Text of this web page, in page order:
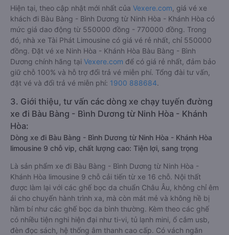
Hiện tại, theo cập nhật mới nhất của Vexere.com , giá vé xe
khách đi Bàu Bàng - Bình Dương từ Ninh Hòa - Khánh Hòa có
mức giá dao động từ 550000 đồng - 770000 đồng. Trong
đó, nhà xe Tài Phát Limousine có giá vé rẻ nhất, chỉ 550000
đồng. Đặt vé xe Ninh Hòa - Khánh Hòa Bàu Bàng - Bình
Dương chính hãng tại Vexere.com để có giá rẻ nhất, đảm bảo
giữ chỗ 100% và hỗ trợ đổi trả vé miễn phí. Tổng đài tư vấn,
đặt vé và đổi trả vé miễn phí: 1900 888684.
3. Giới thiệu, tư vấn các dòng xe chạy tuyến đường
xe đi Bàu Bàng - Bình Dương từ Ninh Hòa - Khánh
Hòa:
Dòng xe đi Bàu Bàng - Bình Dương từ Ninh Hòa - Khánh Hòa
limousine 9 chỗ vip, chất lượng cao: Tiện lợi, sang trọng
Là sản phẩm xe đi Bàu Bàng - Bình Dương từ Ninh Hòa -
Khánh Hòa limousine 9 chỗ cải tiến từ xe 16 chỗ. Nội thất
được làm lại với các ghế bọc da chuẩn Châu Âu, không chỉ êm
ái cho chuyến hành trình xa, mà còn mát mẻ và không hề bị
hầm bí như các ghế bọc da bình thường. Kèm theo các ghế
có nhiều tiện nghi hiện đại như ti-vi, tủ lạnh mini, ổ cắm usb,
đèn đọc sách, hệ thống âm thanh cao cấp. Có vách ngăn